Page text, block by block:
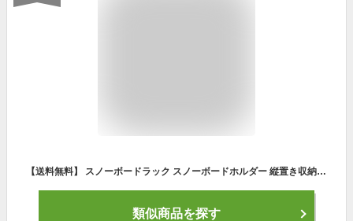
【送料無料】 スノーボードラック スノーボードホルダー 縦置き収納 自宅用 ガレージ用 多機能スノーボードスタンド 省スペース設計 室内保管 安定構造 スノーボード収納ラック スケートボード対応 立て掛け収納 ウィンタースポーツ用品 整理 収納スタンド
類似商品を探す